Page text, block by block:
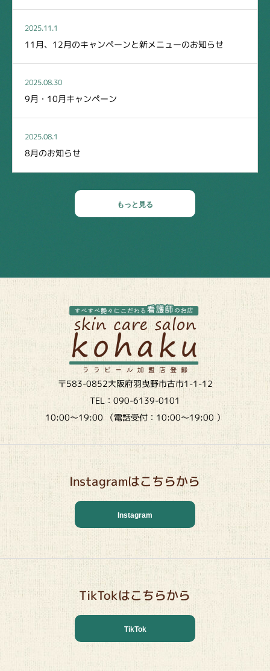
2025.11.1
11月、12月のキャンペーンと新メニューのお知らせ
2025.08.30
9月・10月キャンペーン
2025.08.1
8月のお知らせ
もっと見る
〒583-0852大阪府羽曳野市古市1-1-12
TEL：090-6139-0101
10:00～19:00 （電話受付：10:00～19:00 ）
Instagramはこちらから
Instagram
TikTokはこちらから
TikTok